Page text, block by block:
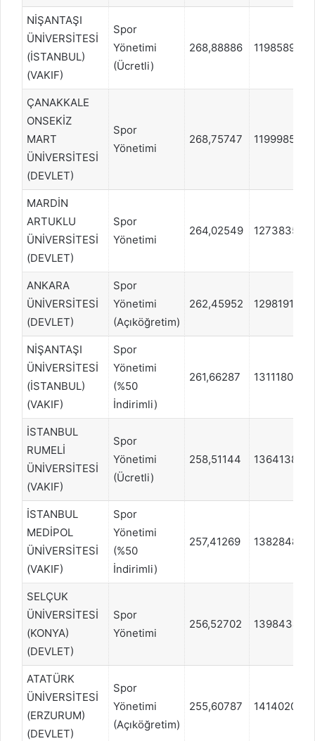
NİŞANTAŞI
ÜNİVERSİTESİ
(İSTANBUL)
(VAKIF)
Spor
Yönetimi
(Ücretli)
268,88886 1198589
ÇANAKKALE
ONSEKİZ
MART
ÜNİVERSİTESİ
(DEVLET)
Spor
Yönetimi
268,75747 1199985
MARDİN
ARTUKLU
ÜNİVERSİTESİ
(DEVLET)
Spor
Yönetimi
264,02549 1273835
ANKARA
ÜNİVERSİTESİ
(DEVLET)
Spor
Yönetimi
(Açıköğretim)
262,45952 1298191
NİŞANTAŞI
ÜNİVERSİTESİ
(İSTANBUL)
(VAKIF)
Spor
Yönetimi
(%50
İndirimli)
261,66287 1311180
İSTANBUL
RUMELİ
ÜNİVERSİTESİ
(VAKIF)
Spor
Yönetimi
(Ücretli)
258,51144 1364138
İSTANBUL
MEDİPOL
ÜNİVERSİTESİ
(VAKIF)
Spor
Yönetimi
(%50
İndirimli)
257,41269 1382848
SELÇUK
ÜNİVERSİTESİ
(KONYA)
(DEVLET)
Spor
Yönetimi
256,52702 1398434
ATATÜRK
ÜNİVERSİTESİ
(ERZURUM)
(DEVLET)
Spor
Yönetimi
(Açıköğretim)
255,60787 1414020